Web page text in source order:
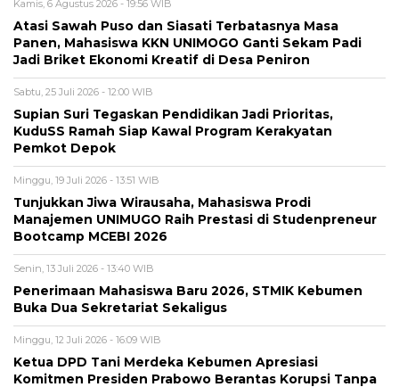
Kamis, 6 Agustus 2026 - 19:56 WIB
Atasi Sawah Puso dan Siasati Terbatasnya Masa
Panen, Mahasiswa KKN UNIMOGO Ganti Sekam Padi
Jadi Briket Ekonomi Kreatif di Desa Peniron
Sabtu, 25 Juli 2026 - 12:00 WIB
Supian Suri Tegaskan Pendidikan Jadi Prioritas,
KuduSS Ramah Siap Kawal Program Kerakyatan
Pemkot Depok
Minggu, 19 Juli 2026 - 13:51 WIB
Tunjukkan Jiwa Wirausaha, Mahasiswa Prodi
Manajemen UNIMUGO Raih Prestasi di Studenpreneur
Bootcamp MCEBI 2026
Senin, 13 Juli 2026 - 13:40 WIB
Penerimaan Mahasiswa Baru 2026, STMIK Kebumen
Buka Dua Sekretariat Sekaligus
Minggu, 12 Juli 2026 - 16:09 WIB
Ketua DPD Tani Merdeka Kebumen Apresiasi
Komitmen Presiden Prabowo Berantas Korupsi Tanpa